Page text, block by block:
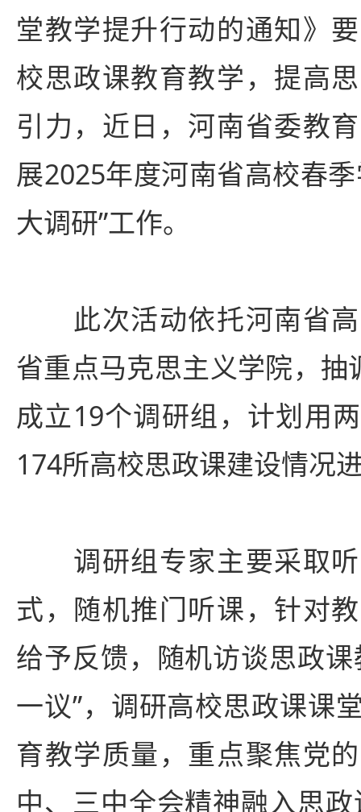
堂教学提升行动的通知》
校思政课教育教学，提高
引力，近日，河南省委教
展2025年度河南省高校春
大调研”工作。
此次活动依托河南省高
省重点马克思主义学院，
成立19个调研组，计划用
174所高校思政课建设情况
调研组专家主要采取听
式，随机推门听课，针对
给予反馈，随机访谈思政
一议”，调研高校思政课课
育教学质量，重点聚焦党
中、三中全会精神融入思